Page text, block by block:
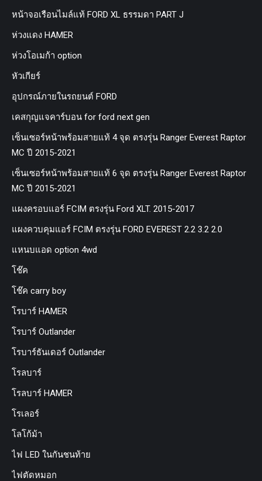
หน้าจอเรือนไมล์แท้ FORD XL ธรรมดา PART J
ห่วงแดง HAMER
ห่วงโอเมก้า option
หัวเกียร์
อุปกรณ์ภายในรถยนต์ FORD
เคสกุญแจคาร์บอน for ford next gen
เซ็นเซอร์หน้าพร้อมสายแท้ 4 จุด ตรงรุ่น Ranger Everest Raptor
MC ปี 2015-2021
เซ็นเซอร์หน้าพร้อมสายแท้ 6 จุด ตรงรุ่น Ranger Everest Raptor
MC ปี 2015-2021
แผงครอบแอร์ FCIM ตรงรุ่น Ford XLT. 2015-2017
แผงควบคุมแอร์ FCIM ตรงรุ่น FORD EVEREST 2.2 3.2 2.0
แหนบแอด option 4wd
โช๊ค
โช๊ค carry boy
โรบาร์ HAMER
โรบาร์ Outlander
โรบาร์ธันเดอร์ Outlander
โรลบาร์
โรลบาร์ HAMER
โรเลอร์
โลโก้ม้า
ไฟ LED ในกันชนท้าย
ไฟตัดหมอก